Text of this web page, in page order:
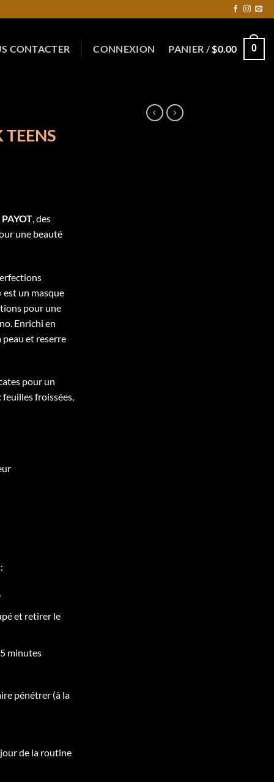
CONTACTER CONNEXION PANIER /$0.00 0
, des
une beauté
est un masque
pour une
Enrichi en
peau et reserre
pour un
froissées,
et retirer le
minutes
pénétrer (à la
de la routine